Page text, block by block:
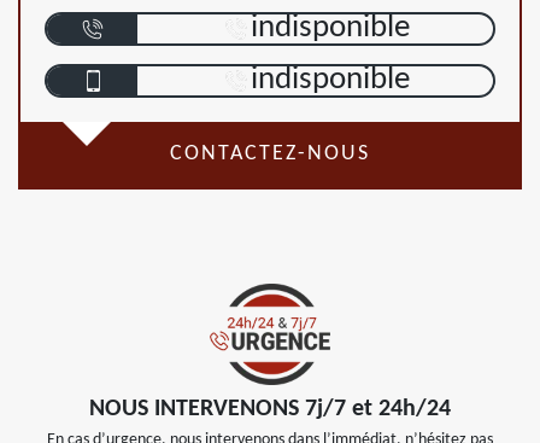
indisponible
indisponible
CONTACTEZ-NOUS
NOUS INTERVENONS 7j/7 et 24h/24